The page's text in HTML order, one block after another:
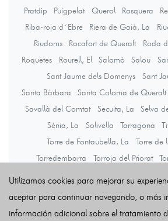
Pratdip
Puigpelat Querol Rasquera
Riba-roja d´Ebre
Riera de Gaià, La
Riudoms
Rocafort de Queralt Roda
Roquetes
Rourell, El Salomó Salou
Sant Jaume dels Domenys
Sant
Santa Bàrbara
Santa Coloma de Queralt
Savallà del Comtat
Secuita, La Selva
Sénia, La
Solivella Tarragona
Torre de Fontaubella, La
Torre de
Torredembarra
Torroja del Priorat
Utilizamos cookies para mejorar su
aceptar para continuar navegando, o más
información adicional sobre el tratamiento